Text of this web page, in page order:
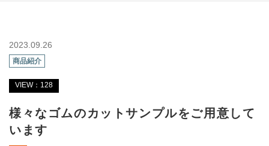
2023.09.26
商品紹介
VIEW：128
様々なゴムのカットサンプルをご用意して
います